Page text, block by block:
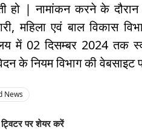
| नामांकन करने के दौरान
महिला एवं बाल विकास
में 02 दिसम्बर 2024 तक
के नियम विभाग की वेबसाइट
News
पर शेयर करें